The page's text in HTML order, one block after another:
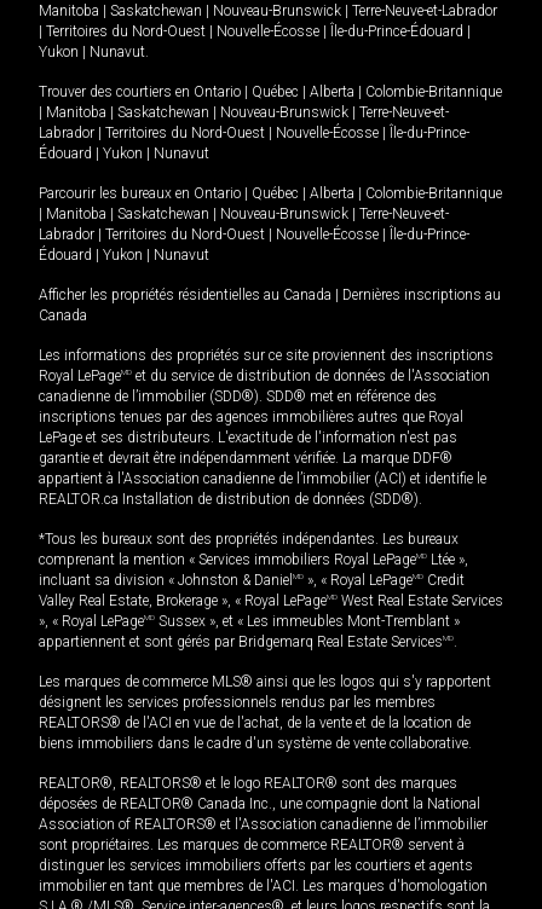
Manitoba
Saskatchewan Nouveau-Brunswick
Terre-Neuve-et-Labrador
Territoires du Nord-Ouest Nouvelle-Écosse Île-du-Prince-Édouard
Yukon
Nunavut.
Trouver des courtiers en Ontario Québec Alberta
Colombie-Britannique
Manitoba Saskatchewan Nouveau-Brunswick
Terre-Neuve-et-
Labrador
Territoires du Nord-Ouest Nouvelle-Écosse
Île-du-Prince-
Édouard
Yukon Nunavut
Parcourir les bureaux en Ontario Québec Alberta
Colombie-Britannique
Manitoba Saskatchewan Nouveau-Brunswick
Terre-Neuve-et-
Labrador
Territoires du Nord-Ouest Nouvelle-Écosse
Île-du-Prince-
Édouard
Yukon Nunavut
Afficher les propriétés résidentielles au Canada
Dernières inscriptions au
Canada
Les informations des propriétés sur ce site proviennent des inscriptions
Royal LePageMD et du service de distribution de données de l'Association
canadienne de l’immobilier (SDD®). SDD® met en référence des
inscriptions tenues par des agences immobilières autres que Royal
LePage et ses distributeurs. L'exactitude de l'information n'est pas
garantie et devrait être indépendamment vérifiée. La marque DDF®
appartient à l'Association canadienne de l’immobilier (ACI) et identifie le
REALTOR.ca Installation de distribution de données (SDD®).
*Tous les bureaux sont des propriétés indépendantes. Les bureaux
comprenant la mention « Services immobiliers Royal LePageMD Ltée »,
incluant sa division « Johnston & Daniel MD », « Royal LePageMD Credit
Valley Real Estate, Brokerage », « Royal LePageMD West Real Estate Services
», « Royal LePageMD Sussex », et « Les immeubles Mont-Tremblant »
appartiennent et sont gérés par Bridgemarq Real Estate ServicesMD.
Les marques de commerce MLS® ainsi que les logos qui s'y rapportent
désignent les services professionnels rendus par les membres
REALTORS® de l'ACI en vue de l'achat, de la vente et de la location de
biens immobiliers dans le cadre d'un système de vente collaborative.
REALTOR®, REALTORS® et le logo REALTOR® sont des marques
déposées de REALTOR® Canada Inc., une compagnie dont la National
Association of REALTORS® et l'Association canadienne de l’immobilier
sont propriétaires. Les marques de commerce REALTOR® servent à
distinguer les services immobiliers offerts par les courtiers et agents
immobilier en tant que membres de l'ACI. Les marques d'homologation